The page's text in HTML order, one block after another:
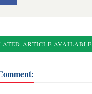
ARTICLE AVAILABLE